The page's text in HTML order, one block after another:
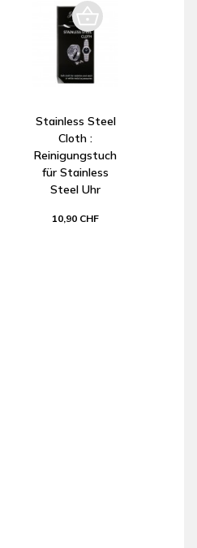
Stainless Steel
Cloth :
Reinigungstuch
für Stainless
Steel Uhr
10,90 CHF